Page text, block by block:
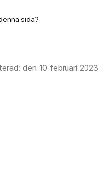
sida?
den 10 februari 2023